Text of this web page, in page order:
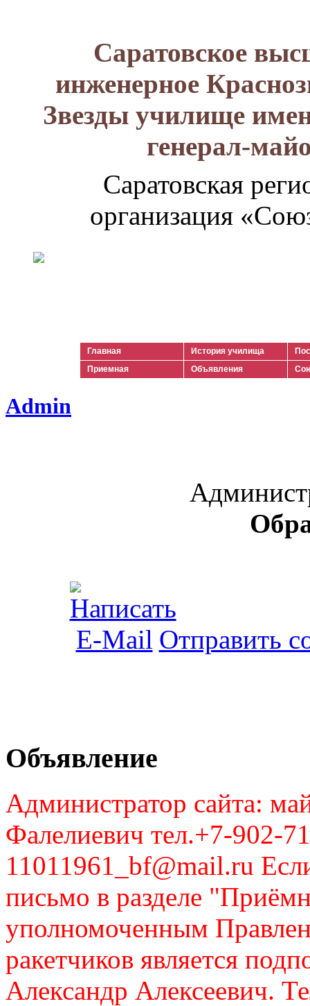
Саратовское
инженерное
Звезды училище
генерал-
Саратовская
организация
Главная История училища
Приемная
Объявления
Admin
Отправить
Объявление
Администратор сайта:
Фалелиевич тел.+7-902-
11011961_bf@mail.ru
письмо в разделе
уполномоченным
ракетчиков является
Александр Алексеевич.